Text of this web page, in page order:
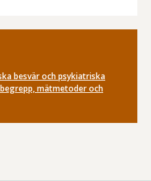
besvär och psykiatriska
mätmetoder och